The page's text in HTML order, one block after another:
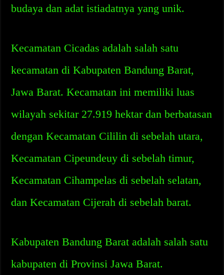
budaya dan adat istiadatnya yang unik.
Kecamatan Cicadas adalah salah satu
kecamatan di Kabupaten Bandung Barat,
Jawa Barat. Kecamatan ini memiliki luas
wilayah sekitar 27.919 hektar dan berbatasan
dengan Kecamatan Cililin di sebelah utara,
Kecamatan Cipeundeuy di sebelah timur,
Kecamatan Cihampelas di sebelah selatan,
dan Kecamatan Cijerah di sebelah barat.
Kabupaten Bandung Barat adalah salah satu
kabupaten di Provinsi Jawa Barat.